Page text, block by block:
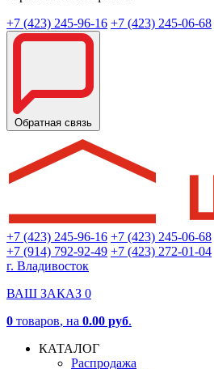
+7 (423) 245-96-16 +7 (423) 245-06-68
Обратная связь
+7 (423) 245-96-16 +7 (423) 245-06-68
+7 (914) 792-92-49 +7 (423) 272-01-04
г. Владивосток
ВАШ ЗАКАЗ 0
0 товаров, на 0.00 руб.
КАТАЛОГ
Распродажа